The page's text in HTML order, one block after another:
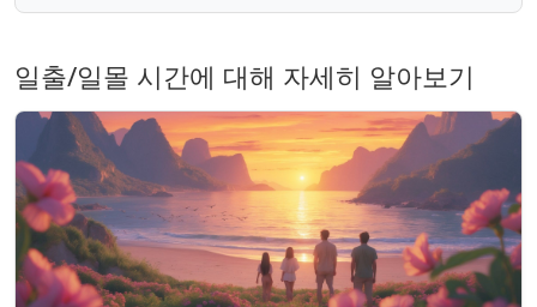
일출/일몰 시간에 대해 자세히 알아보기